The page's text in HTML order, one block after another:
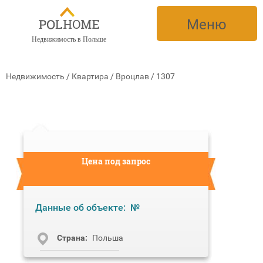
Недвижимость в Польше
Меню
Недвижимость / Квартира / Вроцлав / 1307
Цена под запрос
Данные об объекте: №
Cтрана: Польша